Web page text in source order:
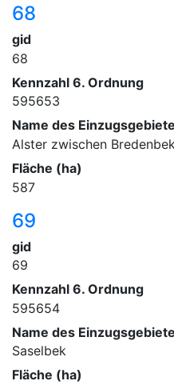
68
gid
68
Kennzahl 6. Ordnung
595653
Name des
Alster zwischen
Fläche (ha)
587
69
gid
69
Kennzahl 6. Ordnung
595654
Name des
Saselbek
Fläche (ha)